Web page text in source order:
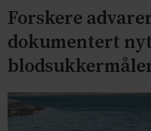
Forskere
dokumentert